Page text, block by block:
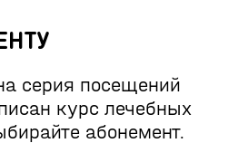
серия посещений
курс лечебных
абонемент.